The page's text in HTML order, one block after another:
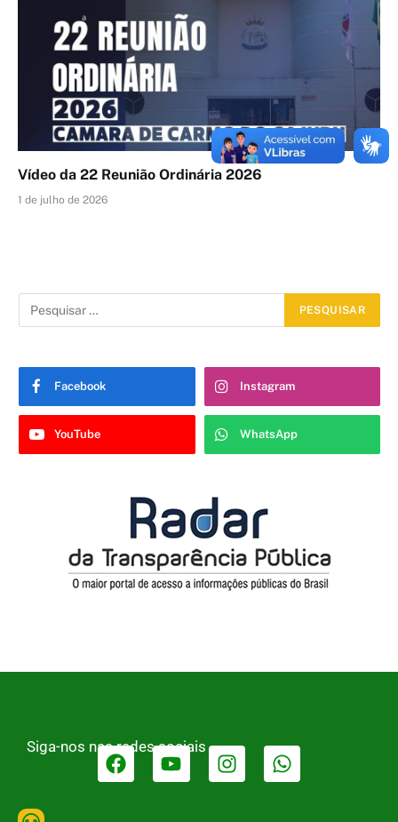
Vídeo da 22 Reunião Ordinária 2026
1 de julho de 2026
Facebook Instagram
YouTube WhatsApp
Siga-nos nas redes sociais